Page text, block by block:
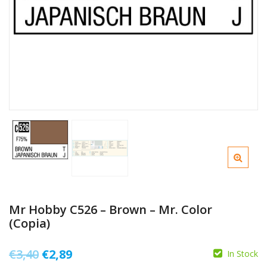
Mr Hobby C526 – Brown – Mr. Color
(Copia)
€3,40 Il
€2,89Il
In Stock